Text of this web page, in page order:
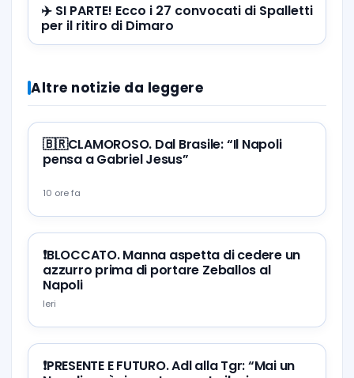
✈️ SI PARTE! Ecco i 27 convocati di Spalletti
per il ritiro di Dimaro
Altre notizie da leggere
🇧🇷CLAMOROSO. Dal Brasile: “Il Napoli
pensa a Gabriel Jesus”
10 ore fa
❗️BLOCCATO. Manna aspetta di cedere un
azzurro prima di portare Zeballos al
Napoli
Ieri
❗️PRESENTE E FUTURO. Adl alla Tgr: “Mai un